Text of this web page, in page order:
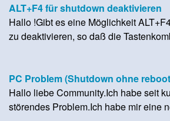
ALT+F4 für shutdown deaktivieren
Hallo !Gibt es eine Möglichkeit
zu deaktivieren, so daß die
PC Problem (Shutdown ohne
Hallo liebe Community.Ich habe seit
störendes Problem.Ich habe mir eine